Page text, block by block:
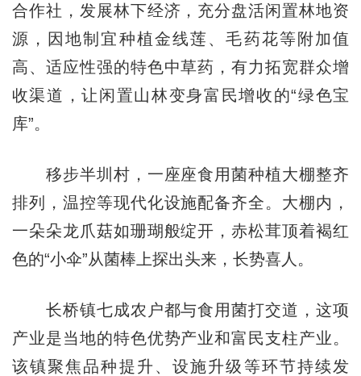
合作社，发展林下经济，充分盘活闲置林地资
源，因地制宜种植金线莲、毛药花等附加值
高、适应性强的特色中草药，有力拓宽群众增
收渠道，让闲置山林变身富民增收的“绿色宝
库”。
移步半圳村，一座座食用菌种植大棚整齐
排列，温控等现代化设施配备齐全。大棚内，
一朵朵龙爪菇如珊瑚般绽开，赤松茸顶着褐红
色的“小伞”从菌棒上探出头来，长势喜人。
长桥镇七成农户都与食用菌打交道，这项
产业是当地的特色优势产业和富民支柱产业。
该镇聚焦品种提升、设施升级等环节持续发